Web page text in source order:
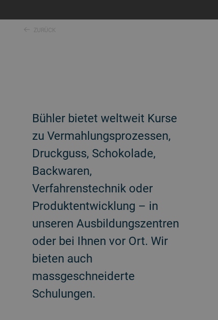
ZURÜCK
Bühler bietet weltweit Kurse
zu Vermahlungsprozessen,
Druckguss, Schokolade,
Backwaren,
Verfahrenstechnik oder
Produktentwicklung – in
unseren Ausbildungszentren
oder bei Ihnen vor Ort. Wir
bieten auch
massgeschneiderte
Schulungen.